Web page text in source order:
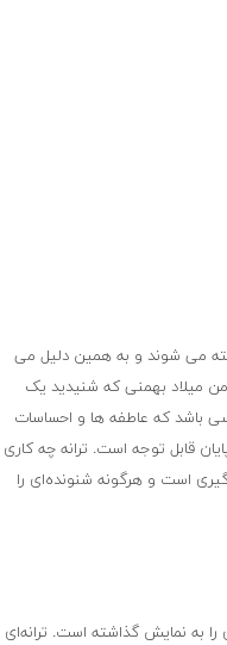
می شوند و به همین دلیل می
من میلاد بهمنی که شنیدید یک
باشد که عاطفه ها و احساسات
قابل توجه است. ترانه چه کاری
است و هرگونه شنونده‌ای را
به نمایش گذاشته است. ترانه‌ای